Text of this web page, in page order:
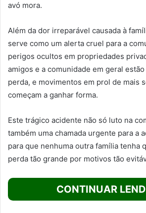
avó mora.
Além da dor irreparável causada à
serve como um alerta cruel para a
perigos ocultos em propriedades
amigos e a comunidade em geral
perda, e movimentos em prol de mais
começam a ganhar forma.
Este trágico acidente não só luto na
também uma chamada urgente para a
para que nenhuma outra família tenha
perda tão grande por motivos tão
CONTINUAR